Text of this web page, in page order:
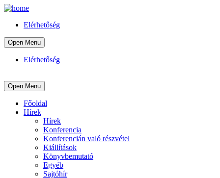
Elérhetőség
Open Menu
Elérhetőség
Open Menu
Főoldal
Hírek
Hírek
Konferencia
Konferencián való részvétel
Kiállítások
Könyvbemutató
Egyéb
Sajtóhír